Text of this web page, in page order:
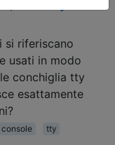
si riferiscano
usati in modo
conchiglia tty
esattamente
console
tty